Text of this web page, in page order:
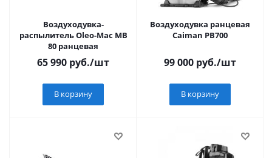
Воздуходувка-
распылитель Oleo-Mac МВ
80 ранцевая
65 990 руб./шт
В корзину
Воздуходувка ранцевая
Caiman PB700
99 000 руб./шт
В корзину